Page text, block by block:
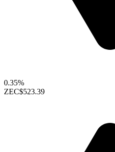
0.35%
ZEC$523.39